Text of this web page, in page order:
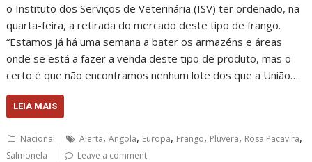
o Instituto dos Serviços de Veterinária (ISV) ter ordenado, na
quarta-feira, a retirada do mercado deste tipo de frango.
“Estamos já há uma semana a bater os armazéns e áreas
onde se está a fazer a venda deste tipo de produto, mas o
certo é que não encontramos nenhum lote dos que a União…
LEIA MAIS
Nacional Alerta,Angola, Europa, Frango, Pluvera, Rosa Pacavira,
Salmonela Leave a comment